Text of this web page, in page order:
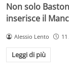
Non solo
inserisce il
Alessio Lento
Leggi di più